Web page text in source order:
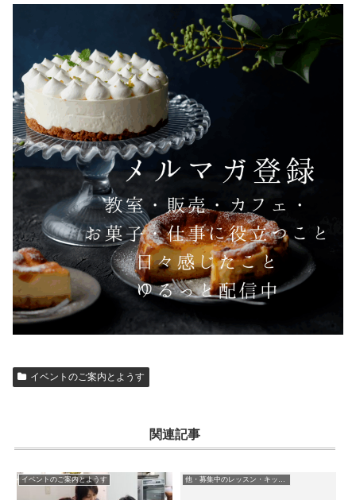
イベントのご案内とようす
関連記事
イベントのご案内とようす 他・募集中のレッスン・キッズレッスン・石鹸教室など